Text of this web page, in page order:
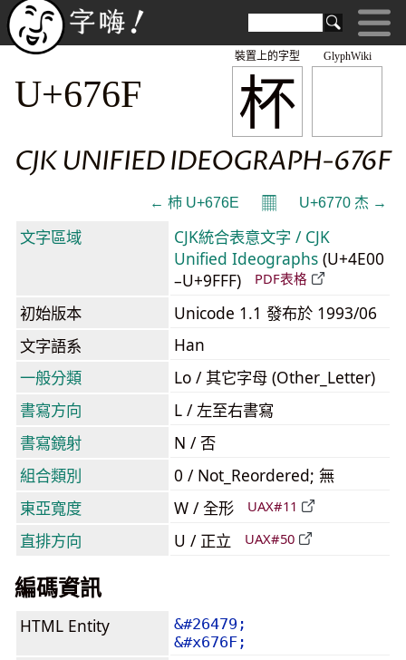
GlyphWiki
杯
裝置上的字型
U+676F
CJK UNIFIED IDEOGRAPH-676F
← 杮 U+676E 𝄜 U+6770 杰 →
文字區域
CJK統合表意文字 / CJK
Unified Ideographs (U+4E00
–U+9FFF)
PDF表格
初始版本
Unicode 1.1 發布於 1993/06
文字語系
Han
一般分類
Lo / 其它字母 (Other_Letter)
書寫方向
L / 左至右書寫
書寫鏡射
N / 否
組合類別
0 / Not_Reordered; 無
東亞寬度
W / 全形 UAX#11
直排方向 U / 正立 UAX#50
編碼資訊
HTML Entity
&#26479;
&#x676F;